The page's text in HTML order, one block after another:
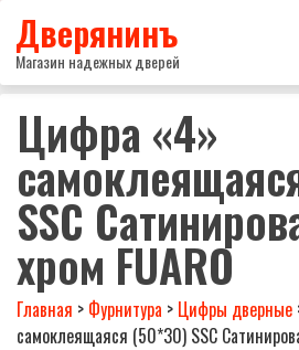
Дверянинъ
Магазин надежных дверей
Цифра «4»
SSC
хром FUARO
Главная > Фурнитура > Цифры дверные
самоклеящаяся (50*30) SSC